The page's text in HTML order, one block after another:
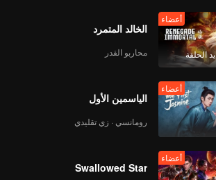
أعضاء
الخالد المتمرد
محاربو القدر
أعضاء
الياسمين الأول
رومانسي · زي تقليدي
أعضاء
Swallowed Star